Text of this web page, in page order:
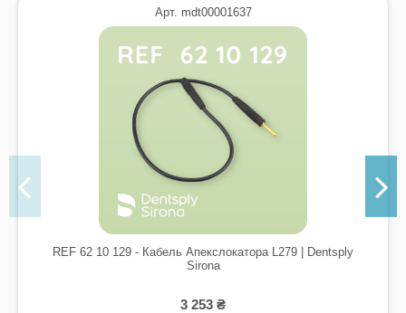
Арт. mdt00001637
REF 62 10 129 - Кабель Апекслокатора L279 | Dentsply
Sirona
3 253 ₴